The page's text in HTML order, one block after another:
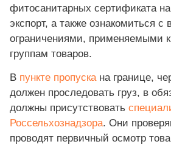
фитосанитарных сертификата
экспорт, а также ознакомиться
ограничениями, применяемыми
группам товаров.
В пункте пропускана границе,
должен проследовать груз, в
должны присутствовать
Россельхознадзора. Они
проводят первичный осмотр